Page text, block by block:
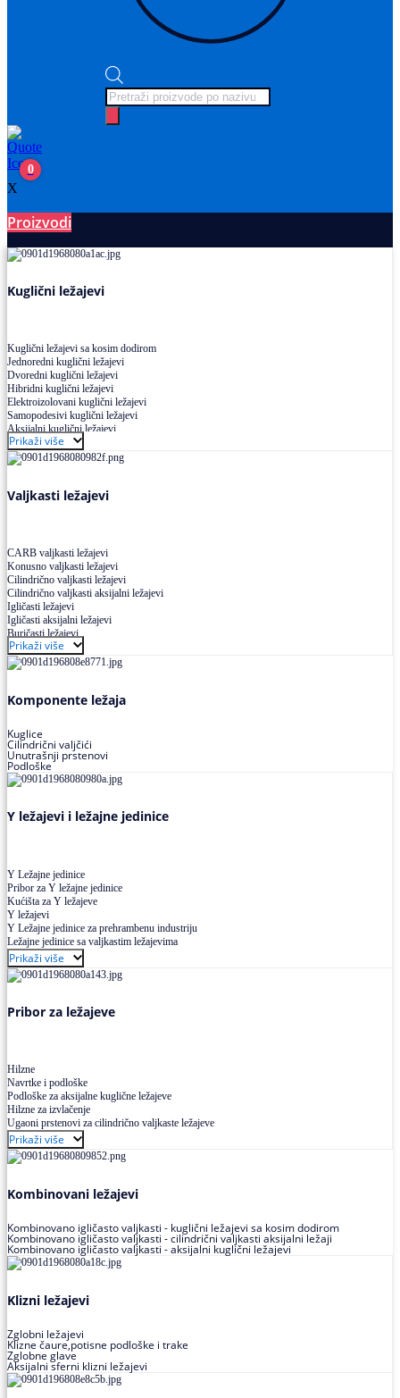
Products
search
0
X
Proizvodi
Kuglični ležajevi
Kuglični ležajevi sa kosim dodirom
Jednoredni kuglični ležajevi
Dvoredni kuglični ležajevi
Hibridni kuglični ležajevi
Elektroizolovani kuglični ležajevi
Samopodesivi kuglični ležajevi
Aksijalni kuglični ležajevi
Kuglični ležajevi od nerđajućeg čelika
Prikaži više
Valjkasti ležajevi
CARB valjkasti ležajevi
Konusno valjkasti ležajevi
Cilindrično valjkasti ležajevi
Cilindrično valjkasti aksijalni ležajevi
Igličasti ležajevi
Igličasti aksijalni ležajevi
Buričasti ležajevi
Buričasti zaptiveni ležajevi
Buričasti aksijalni ležajevi
Prikaži više
Komponente ležaja
Kuglice
Cilindrični valjčići
Unutrašnji prstenovi
Podloške
Y ležajevi i ležajne jedinice
Y Ležajne jedinice
Pribor za Y ležajne jedinice
Kućišta za Y ležajeve
Y ležajevi
Y Ležajne jedinice za prehrambenu industriju
Ležajne jedinice sa valjkastim ležajevima
Prikaži više
Pribor za ležajeve
Hilzne
Navrtke i podloške
Podloške za aksijalne kuglične ležajeve
Hilzne za izvlačenje
Ugaoni prstenovi za cilindrično valjkaste ležajeve
Prikaži više
Kombinovani ležajevi
Kombinovano igličasto valjkasti - kuglični ležajevi sa kosim dodirom
Kombinovano igličasto valjkasti - cilindrični valjkasti aksijalni ležaji
Kombinovano igličasto valjkasti - aksijalni kuglični ležajevi
Klizni ležajevi
Zglobni ležajevi
Klizne čaure,potisne podloške i trake
Zglobne glave
Aksijalni sferni klizni ležajevi